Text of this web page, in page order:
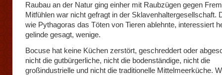
Raubau an der Natur ging einher mit Raubzügen gegen
Mitfühlen war nicht gefragt in der Sklavenhaltergesellschaft.
wie Pythagoras das Töten von Tieren ablehnte, interessiert
gelinde gesagt, wenige.
Bocuse hat keine Küchen zerstört, geschreddert oder
nicht die gutbürgerliche, nicht die bodenständige, nicht die
großindustrielle und nicht die traditionelle Mittelmeerküche.